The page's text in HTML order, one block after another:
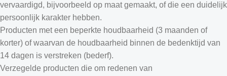
vervaardigd, bijvoorbeeld op maat gemaakt, of die een duidelijk
persoonlijk karakter hebben.
Producten met een beperkte houdbaarheid (3 maanden of
korter) of waarvan de houdbaarheid binnen de bedenktijd van
14 dagen is verstreken (bederf).
Verzegelde producten die om redenen van